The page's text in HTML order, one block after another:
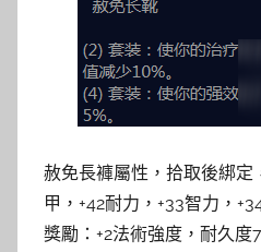
赦免長褲屬性，拾取後綁定
甲，+42耐力，+33智力，
獎勵：+2法術強度，耐久